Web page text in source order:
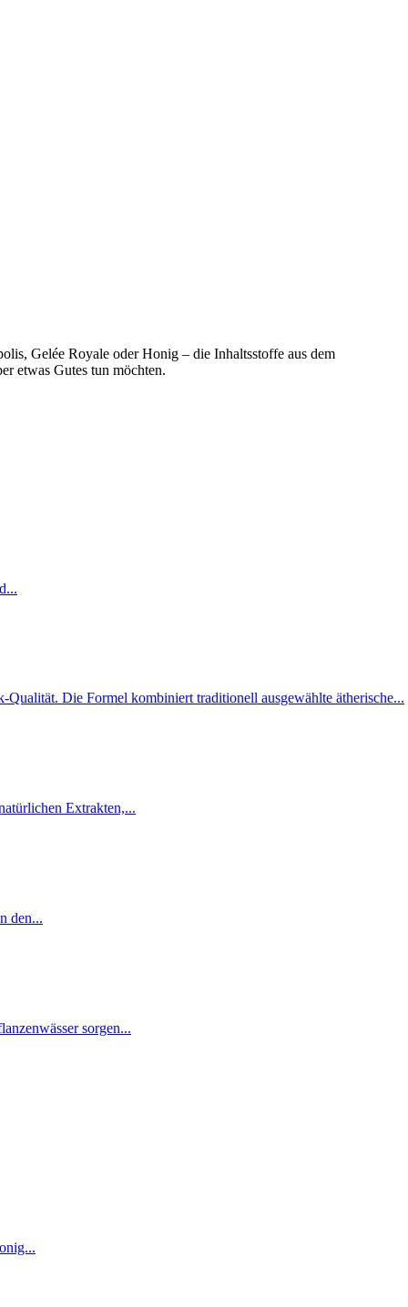
Gelée Royale oder Honig – die Inhaltsstoffe aus dem
etwas Gutes tun möchten.
Die Formel kombiniert traditionell ausgewählte ätherische...
Extrakten,...
den...
sorgen...